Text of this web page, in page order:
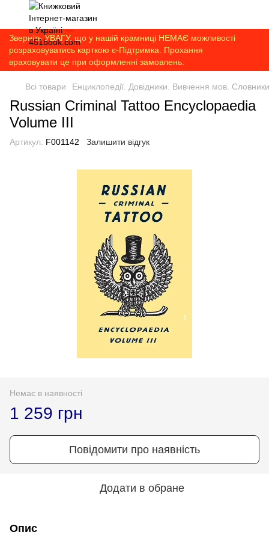
Зверніть УВАГУ, що у нашій крамниці НЕМАЄ можливості
розраховуватись карткою є-Підтримка. Прохання
враховувати це при оформленні замовлень.
Всі товари Енциклопедії. Довідники. Вивчення мов. Словники
Russian Criminal Tattoo Encyclopaedia
Volume III
Артикул: F001142 Залишити відгук
Немає в наявності
1 259 грн
Повідомити про наявність
Додати в обране
Опис